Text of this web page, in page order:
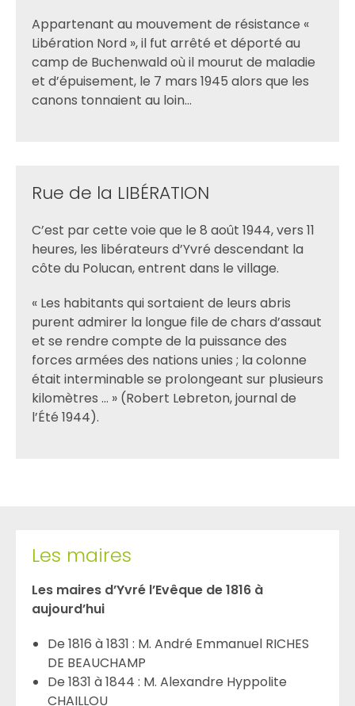
Appartenant au mouvement de résistance «
Libération Nord », il fut arrêté et déporté au
camp de Buchenwald où il mourut de maladie
et d’épuisement, le 7 mars 1945 alors que les
canons tonnaient au loin…
Rue de la LIBÉRATION
C’est par cette voie que le 8 août 1944, vers 11
heures, les libérateurs d’Yvré descendant la
côte du Polucan, entrent dans le village.
« Les habitants qui sortaient de leurs abris
purent admirer la longue file de chars d’assaut
et se rendre compte de la puissance des
forces armées des nations unies ; la colonne
était interminable se prolongeant sur plusieurs
kilomètres … » (Robert Lebreton, journal de
l’Été 1944).
Les maires
Les maires d’Yvré l’Evêque de 1816 à
aujourd’hui
De 1816 à 1831 : M. André Emmanuel RICHES
DE BEAUCHAMP
De 1831 à 1844 : M. Alexandre Hyppolite
CHAILLOU